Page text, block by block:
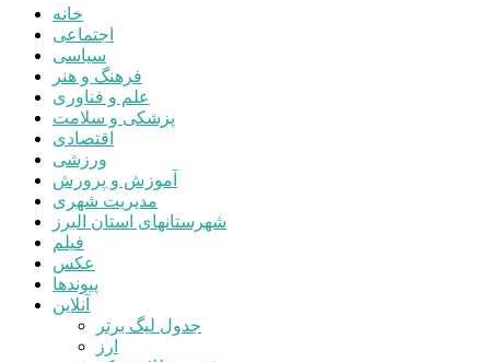
خانه
اجتماعی
سیاسی
فرهنگ و هنر
علم و فناوری
پزشکی و سلامت
اقتصادی
ورزشی
آموزش و پرورش
مدیریت شهری
شهرستانهای استان البرز
فیلم
عکس
پیوندها
آنلاین
جدول لیگ برتر
ارز